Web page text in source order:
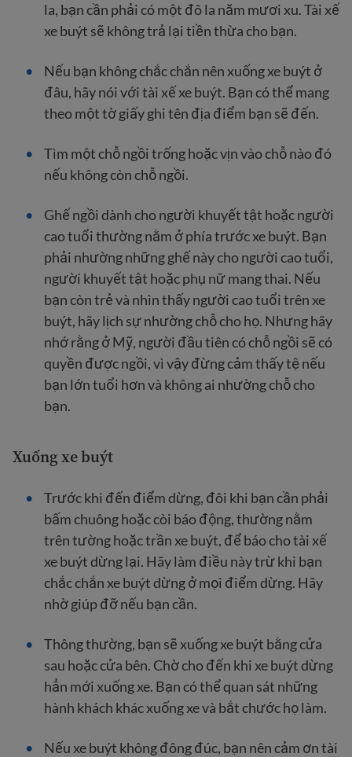
la, bạn cần phải có một đô la năm mươi xu. Tài xế
xe buýt sẽ không trả lại tiền thừa cho bạn.
Nếu bạn không chắc chắn nên xuống xe buýt ở
đâu, hãy nói với tài xế xe buýt. Bạn có thể mang
theo một tờ giấy ghi tên địa điểm bạn sẽ đến.
Tìm một chỗ ngồi trống hoặc vịn vào chỗ nào đó
nếu không còn chỗ ngồi.
Ghế ngồi dành cho người khuyết tật hoặc người
cao tuổi thường nằm ở phía trước xe buýt. Bạn
phải nhường những ghế này cho người cao tuổi,
người khuyết tật hoặc phụ nữ mang thai. Nếu
bạn còn trẻ và nhìn thấy người cao tuổi trên xe
buýt, hãy lịch sự nhường chỗ cho họ. Nhưng hãy
nhớ rằng ở Mỹ, người đầu tiên có chỗ ngồi sẽ có
quyền được ngồi, vì vậy đừng cảm thấy tệ nếu
bạn lớn tuổi hơn và không ai nhường chỗ cho
bạn.
Xuống xe buýt
Trước khi đến điểm dừng, đôi khi bạn cần phải
bấm chuông hoặc còi báo động, thường nằm
trên tường hoặc trần xe buýt, để báo cho tài xế
xe buýt dừng lại. Hãy làm điều này trừ khi bạn
chắc chắn xe buýt dừng ở mọi điểm dừng. Hãy
nhờ giúp đỡ nếu bạn cần.
Thông thường, bạn sẽ xuống xe buýt bằng cửa
sau hoặc cửa bên. Chờ cho đến khi xe buýt dừng
hẳn mới xuống xe. Bạn có thể quan sát những
hành khách khác xuống xe và bắt chước họ làm.
Nếu xe buýt không đông đúc, bạn nên cảm ơn tài